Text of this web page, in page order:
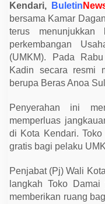
s
i
t
a
s
i
P
r
d
k
L
o
k
l
M
a
s
Kendari, Buletin
bersama Kamar
terus menunjukkan
perkembangan
(UMKM). Pada
Kadin secara resmi
berupa Beras Anoa
Penyerahan ini
memperluas
di Kota Kendari.
gratis bagi pelaku
Penjabat (Pj) Wali
langkah Toko
memberikan ruang